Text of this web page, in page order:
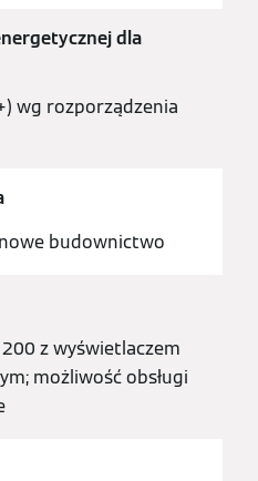
dla
wg rozporządzenia
budownictwo
z wyświetlaczem
możliwość obsługi